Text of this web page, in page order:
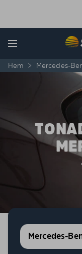
Menu
Hem > Mercedes-
Mercedes-